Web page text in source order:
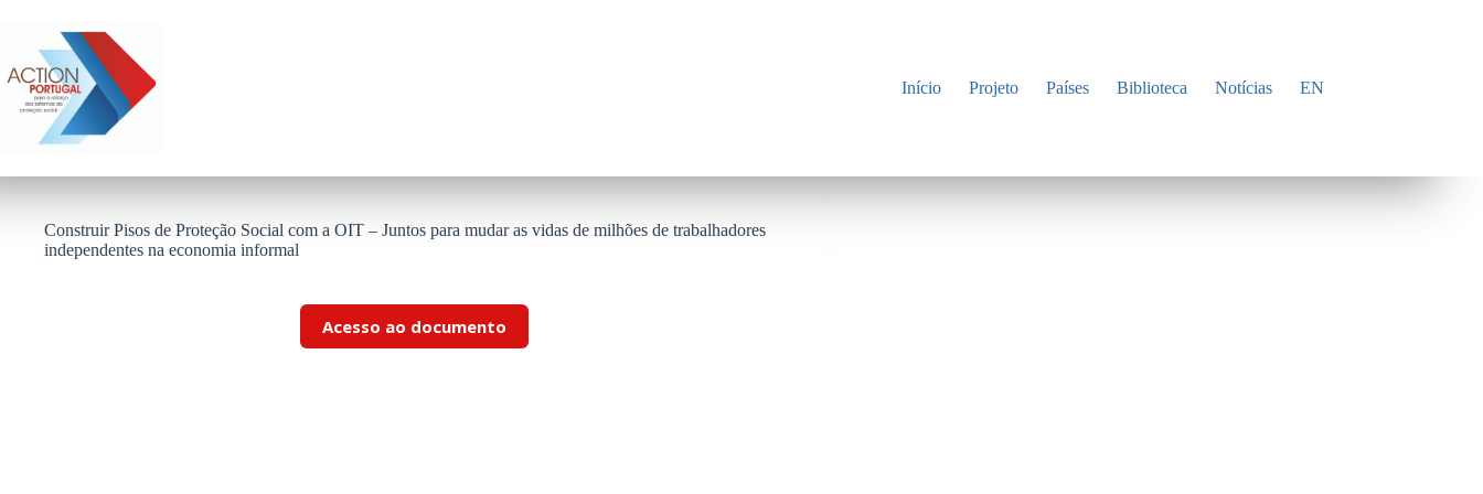
conteúdo
Início
Projeto Países Biblioteca Notícias EN
Construir Pisos de Proteção Social com a OIT – Juntos para mudar as vidas de milhões de trabalhadores
independentes na economia informal
Acesso ao documento